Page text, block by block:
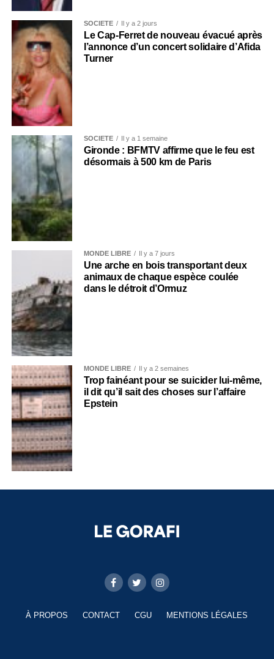
SOCIÉTÉ Il y a 2 jours
Le Cap-Ferret de nouveau évacué après
l’annonce d’un concert solidaire d’Afida
Turner
SOCIÉTÉ Il y a 1 semaine
Gironde : BFMTV affirme que le feu est
désormais à 500 km de Paris
MONDE LIBRE Il y a 7 jours
Une arche en bois transportant deux
animaux de chaque espèce coulée
dans le détroit d’Ormuz
MONDE LIBRE Il y a 2 semaines
Trop fainéant pour se suicider lui-même,
il dit qu’il sait des choses sur l’affaire
Epstein
À PROPOS CONTACT CGU MENTIONS LÉGALES